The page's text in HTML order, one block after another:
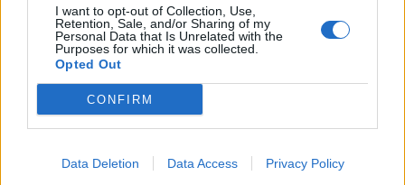
I want to opt-out of Collection, Use,
Retention, Sale, and/or Sharing of my
Personal Data that Is Unrelated with the
Purposes for which it was collected.
Opted Out
CONFIRM
Data Deletion Data Access Privacy Policy
Regione Autonoma Valle D'Aosta - Dipartimento
sviluppo economico, formazione, la
958 euro
2022-07-27
Regime quadro nazionale sugli aiuti di Stato –
dall'art. 62 del
Comune di Hone